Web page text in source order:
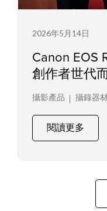
2026年5月14日
Canon EOS
創作者世代
攝影產品 攝錄器
閱讀更多